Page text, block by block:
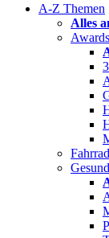
A-Z Themen
Alles